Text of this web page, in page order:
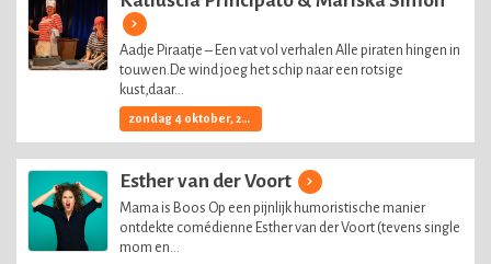
Aadje Piraatje – Een vat vol verhalen Alle piraten hingen in
touwen.De wind joeg het schip naar een rotsige
kust,daar...
zondag 4 oktober, 2026
Esther van der Voort
Mama is Boos Op een pijnlijk humoristische manier
ontdekte comédienne Esther van der Voort (tevens single
mom en...